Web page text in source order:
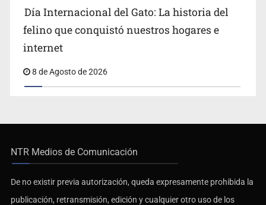
Día Internacional del Gato: La historia del
felino que conquistó nuestros hogares e
internet
8 de Agosto de 2026
NTR Medios de Comunicación
De no existir previa autorización, queda expresamente prohibida la
publicación, retransmisión, edición y cualquier otro uso de los